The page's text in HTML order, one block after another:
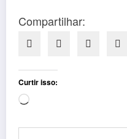
Compartilhar:
Curtir isso:
Carregando...